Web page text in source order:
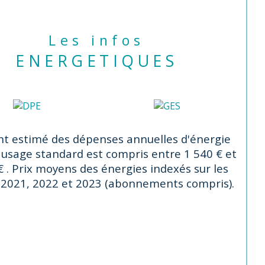
proposée par un agent
Les infos
ENERGETIQUES
estimé des dépenses annuelles d'énergie
standard est compris entre 1 540 € et
. Prix moyens des énergies indexés sur les
2022 et 2023 (abonnements compris).